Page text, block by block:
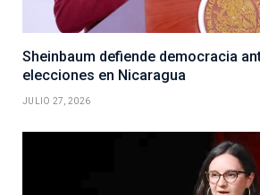
Sheinbaum defiende democracia
elecciones en Nicaragua
JULIO 27, 2026